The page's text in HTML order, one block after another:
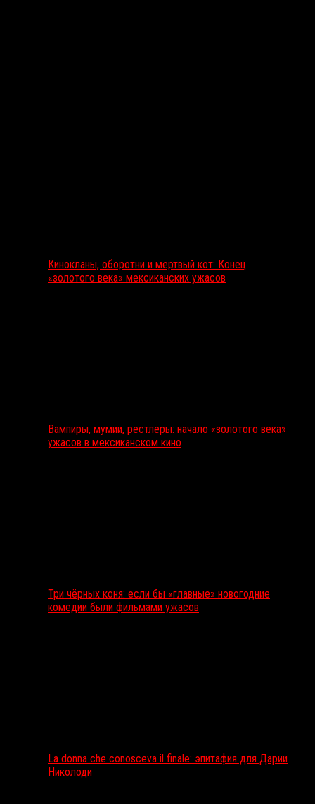
Кинокланы, оборотни и мертвый кот: Конец
«золотого века» мексиканских ужасов
Вампиры, мумии, рестлеры: начало «золотого века»
ужасов в мексиканском кино
Три чёрных коня: если бы «главные» новогодние
комедии были фильмами ужасов
La donna che conosceva il finale: эпитафия для Дарии
Николоди